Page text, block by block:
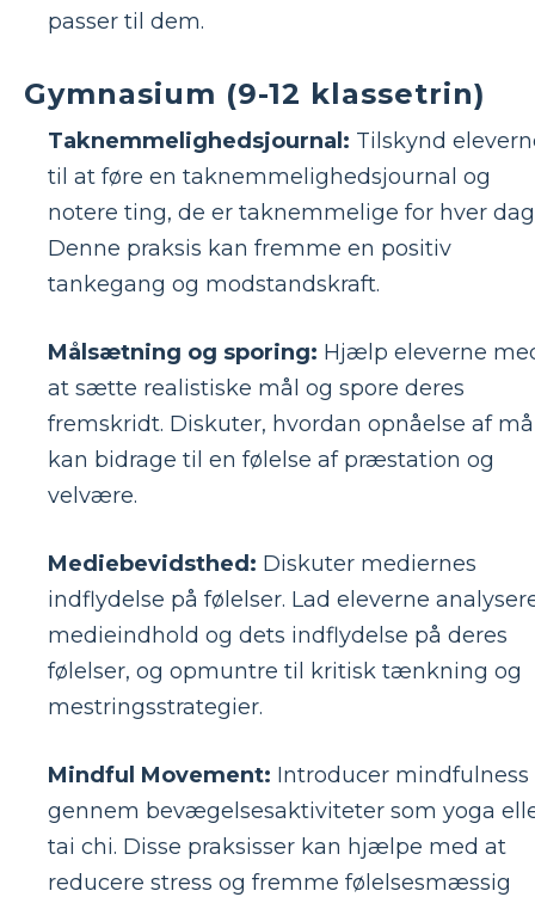
passer til dem.
Gymnasium (9-12 klassetrin)
Taknemmelighedsjournal: Tilskynd
til at føre en taknemmelighedsjournal og
notere ting, de er taknemmelige for hver
Denne praksis kan fremme en positiv
tankegang og modstandskraft.
Målsætning og sporing: Hjælp eleverne
at sætte realistiske mål og spore deres
fremskridt. Diskuter, hvordan opnåelse af
kan bidrage til en følelse af præstation og
velvære.
Mediebevidsthed: Diskuter mediernes
indflydelse på følelser. Lad eleverne
medieindhold og dets indflydelse på deres
følelser, og opmuntre til kritisk tænkning og
mestringsstrategier.
Mindful Movement: Introducer mindfulness
gennem bevægelsesaktiviteter som yoga
tai chi. Disse praksisser kan hjælpe med at
reducere stress og fremme følelsesmæssig